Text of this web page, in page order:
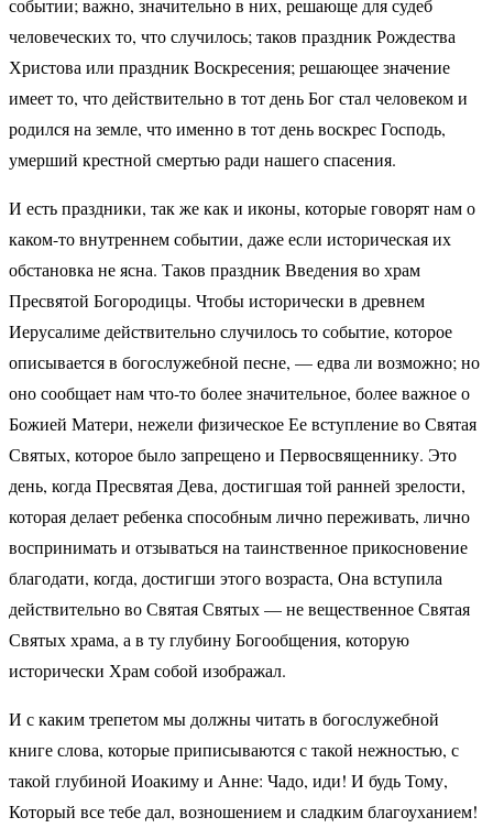
событии; важно, значительно в них, решающе для судеб
человеческих то, что случилось; таков праздник Рождества
Христова или праздник Воскресения; решающее значение
имеет то, что действительно в тот день Бог стал человеком и
родился на земле, что именно в тот день воскрес Господь,
умерший крестной смертью ради нашего спасения.
И есть праздники, так же как и иконы, которые говорят нам о
каком-то внутреннем событии, даже если историческая их
обстановка не ясна. Таков праздник Введения во храм
Пресвятой Богородицы. Чтобы исторически в древнем
Иерусалиме действительно случилось то событие, которое
описывается в богослужебной песне, — едва ли возможно; но
оно сообщает нам что-то более значительное, более важное о
Божией Матери, нежели физическое Ее вступление во Святая
Святых, которое было запрещено и Первосвященнику. Это
день, когда Пресвятая Дева, достигшая той ранней зрелости,
которая делает ребенка способным лично переживать, лично
воспринимать и отзываться на таинственное прикосновение
благодати, когда, достигши этого возраста, Она вступила
действительно во Святая Святых — не вещественное Святая
Святых храма, а в ту глубину Богообщения, которую
исторически Храм собой изображал.
И с каким трепетом мы должны читать в богослужебной
книге слова, которые приписываются с такой нежностью, с
такой глубиной Иоакиму и Анне: Чадо, иди! И будь Тому,
Который все тебе дал, возношением и сладким благоуханием!